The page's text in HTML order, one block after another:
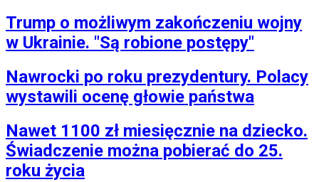
Trump o możliwym zakończeniu wojny
w Ukrainie. "Są robione postępy"
Nawrocki po roku prezydentury. Polacy
wystawili ocenę głowie państwa
Nawet 1100 zł miesięcznie na dziecko.
Świadczenie można pobierać do 25.
roku życia